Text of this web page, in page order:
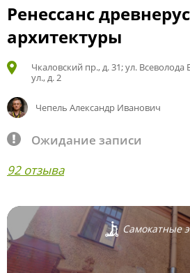
Ренессанс
архитектуры
Чкаловский пр., д. 31; ул.
ул., д. 2
Чепель Александр Иванович
Ожидание записи
92 отзыва
Самокатные